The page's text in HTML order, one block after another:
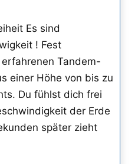
Es sind
! Fest
Tandem-
einer Höhe von bis zu
Du fühlst dich frei
der Erde
später zieht